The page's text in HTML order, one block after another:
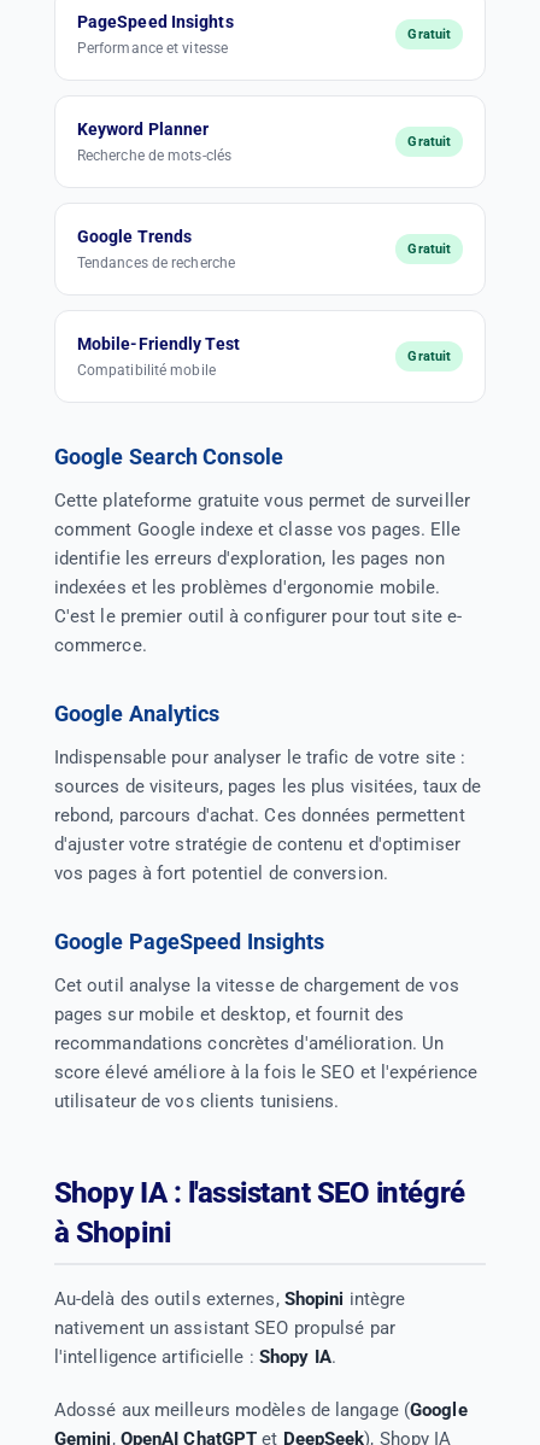
PageSpeed Insights
Performance et vitesse
Gratuit
Keyword Planner
Recherche de mots-clés
Gratuit
Google Trends
Tendances de recherche
Gratuit
Mobile-Friendly Test
Compatibilité mobile
Gratuit
Google Search Console
Cette plateforme gratuite vous permet de surveiller
comment Google indexe et classe vos pages. Elle
identifie les erreurs d'exploration, les pages non
indexées et les problèmes d'ergonomie mobile.
C'est le premier outil à configurer pour tout site e-
commerce.
Google Analytics
Indispensable pour analyser le trafic de votre site :
sources de visiteurs, pages les plus visitées, taux de
rebond, parcours d'achat. Ces données permettent
d'ajuster votre stratégie de contenu et d'optimiser
vos pages à fort potentiel de conversion.
Google PageSpeed Insights
Cet outil analyse la vitesse de chargement de vos
pages sur mobile et desktop, et fournit des
recommandations concrètes d'amélioration. Un
score élevé améliore à la fois le SEO et l'expérience
utilisateur de vos clients tunisiens.
Shopy IA : l'assistant SEO intégré
à Shopini
Au-delà des outils externes, Shopini intègre
nativement un assistant SEO propulsé par
l'intelligence artificielle : Shopy IA.
Adossé aux meilleurs modèles de langage (Google
Gemini, OpenAI ChatGPT et DeepSeek), Shopy IA